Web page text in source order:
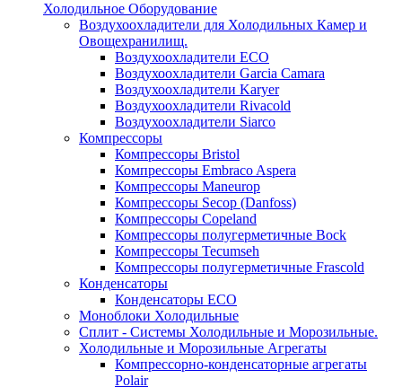
Холодильное Оборудование
Воздухоохладители для Холодильных Камер и
Овощехранилищ.
Воздухоохладители ECO
Воздухоохладители Garcia Camara
Воздухоохладители Karyer
Воздухоохладители Rivacold
Воздухоохладители Siarco
Компрессоры
Компрессоры Bristol
Компрессоры Embraco Aspera
Компрессоры Maneurop
Компрессоры Secop (Danfoss)
Компрессоры Copeland
Компрессоры полугерметичные Bock
Компрессоры Tecumseh
Компрессоры полугерметичные Frascold
Конденсаторы
Конденсаторы ECO
Моноблоки Холодильные
Сплит - Системы Холодильные и Морозильные.
Холодильные и Морозильные Агрегаты
Компрессорно-конденсаторные агрегаты
Polair